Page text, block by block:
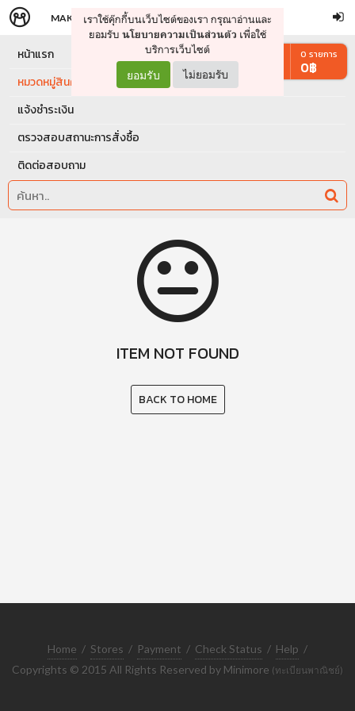
จัดการรถเข็น ดำเนินการต่อ
MAKERS STORE
เราใช้คุ๊กกี้บนเว็บไซต์ของเรา กรุณาอ่านและ
ยอมรับ นโยบายความเป็นส่วนตัว เพื่อใช้
บริการเว็บไซต์
ยอมรับ ไม่ยอมรับ
หน้าแรก
หมวดหมู่สินค้า
แจ้งชำระเงิน
ตรวจสอบสถานะการสั่งซื้อ
ติดต่อสอบถาม
0 รายการ
0฿
ITEM NOT FOUND
BACK TO HOME
Home / Stores / Payment / Check Status / Help /
Copyrights © 2015 All Rights Reserved by Minimore (ทะเบียนพาณิชย์)